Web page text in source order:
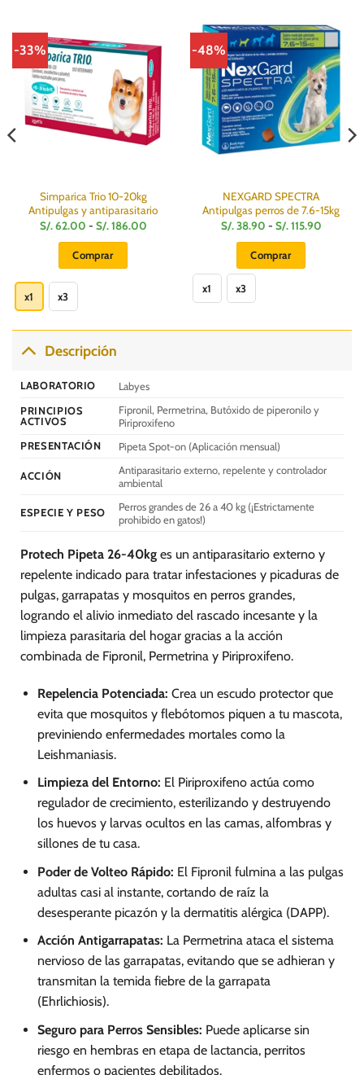
-33%
Simparica Trio 10-20kg
Antipulgas y antiparasitario
S/.62.00 - S/.186.00Rango
Comprar
múltiples
variantes.
pueden
en
página
producto
x1 x3
-48%
NEXGARD SPECTRA
Antipulgas perros de 7.6-15kg
S/.38.90 - S/.115.90Rango
Comprar
múltiples
pueden
en
x1 x3
Descripción
LABORATORIO
Labyes
PRINCIPIOS
ACTIVOS
Fipronil, Permetrina, Butóxido de piperonilo y
Piriproxifeno
PRESENTACIÓN
Pipeta Spot-on (Aplicación mensual)
ACCIÓN
Antiparasitario externo, repelente y controlador
ambiental
ESPECIE Y PESO
Perros grandes de 26 a 40 kg (¡Estrictamente
prohibido en gatos!)
Protech Pipeta 26-40kg es un antiparasitario externo y
repelente indicado para tratar infestaciones y picaduras de
pulgas, garrapatas y mosquitos en perros grandes,
logrando el alivio inmediato del rascado incesante y la
limpieza parasitaria del hogar gracias a la acción
combinada de Fipronil, Permetrina y Piriproxifeno.
Repelencia Potenciada: Crea un escudo protector que
evita que mosquitos y flebótomos piquen a tu mascota,
previniendo enfermedades mortales como la
Leishmaniasis.
Limpieza del Entorno: El Piriproxifeno actúa como
regulador de crecimiento, esterilizando y destruyendo
los huevos y larvas ocultos en las camas, alfombras y
sillones de tu casa.
Poder de Volteo Rápido: El Fipronil fulmina a las pulgas
adultas casi al instante, cortando de raíz la
desesperante picazón y la dermatitis alérgica (DAPP).
Acción Antigarrapatas: La Permetrina ataca el sistema
nervioso de las garrapatas, evitando que se adhieran y
transmitan la temida fiebre de la garrapata
(Ehrlichiosis).
Seguro para Perros Sensibles: Puede aplicarse sin
riesgo en hembras en etapa de lactancia, perritos
enfermos o pacientes debilitados.